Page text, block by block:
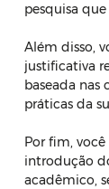
pesquisa
Além disso,
justificativa
baseada nas
práticas da
Por fim,
introdução
acadêmico,